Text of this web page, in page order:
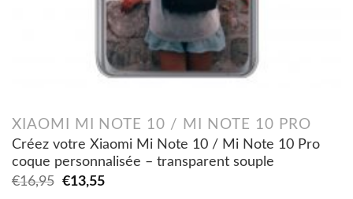
XIAOMI MI NOTE 10 / MI NOTE 10 PRO
Créez votre Xiaomi Mi Note 10 / Mi Note 10 Pro
coque personnalisée – transparent souple
€16,95
Original
€13,55Current